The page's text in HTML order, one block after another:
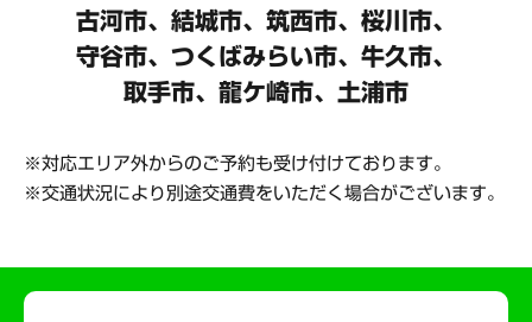
古河市、結城市、筑西市、桜川市、
守谷市、 つくばみらい市、牛久市、
取手市、龍ケ崎市、土浦市
対応エリア外からのご予約も受け付けております。
交通状況により別途交通費をいただく場合がございます。